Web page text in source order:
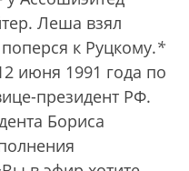
Леша взял
к Руцкому.*
июня 1991 года по
президент РФ.
Бориса